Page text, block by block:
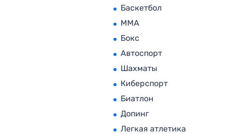
Баскетбол
MMA
Бокс
Автоспорт
Шахматы
Киберспорт
Биатлон
Допинг
Легкая атлетика